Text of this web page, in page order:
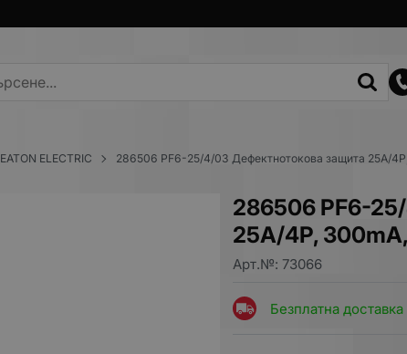
EATON ELECTRIC 286506 PF6-25/4/03 Дефектнотокова защита 25A/
286506 PF6-
25A/4P,
Арт.№: 73066
Безплатна